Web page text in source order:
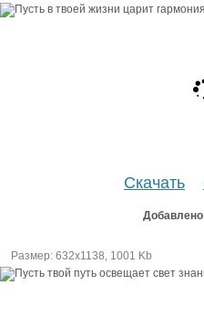
Скачать
Добавлено
Размер: 632х1138, 1001 Kb